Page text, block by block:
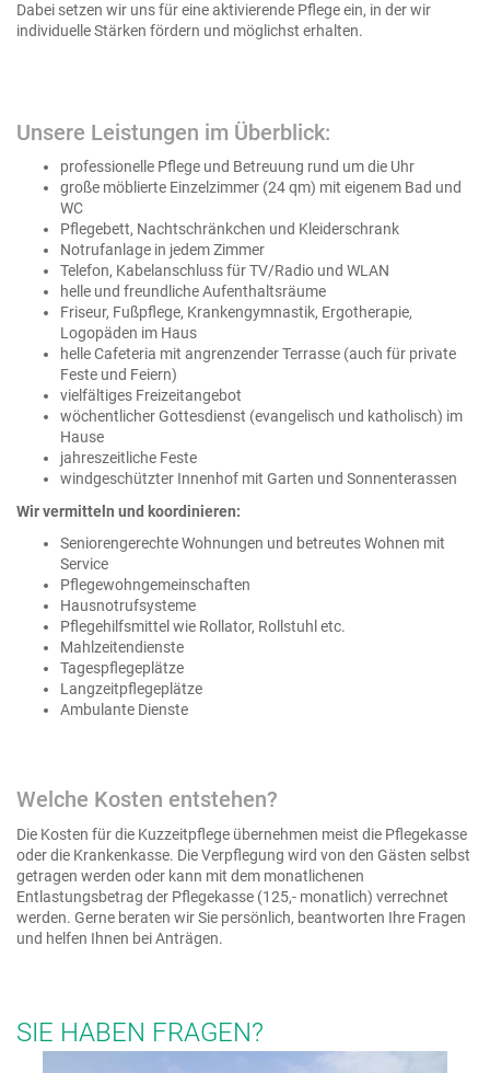
Dabei setzen wir uns für eine aktivierende Pflege ein, in der wir
individuelle Stärken fördern und möglichst erhalten.
Unsere Leistungen im Überblick:
professionelle Pflege und Betreuung rund um die Uhr
große möblierte Einzelzimmer (24 qm) mit eigenem Bad und
WC
Pflegebett, Nachtschränkchen und Kleiderschrank
Notrufanlage in jedem Zimmer
Telefon, Kabelanschluss für TV/Radio und WLAN
helle und freundliche Aufenthaltsräume
Friseur, Fußpflege, Krankengymnastik, Ergotherapie,
Logopäden im Haus
helle Cafeteria mit angrenzender Terrasse (auch für private
Feste und Feiern)
vielfältiges Freizeitangebot
wöchentlicher Gottesdienst (evangelisch und katholisch) im
Hause
jahreszeitliche Feste
windgeschützter Innenhof mit Garten und Sonnenterassen
Wir vermitteln und koordinieren:
Seniorengerechte Wohnungen und betreutes Wohnen mit
Service
Pflegewohngemeinschaften
Hausnotrufsysteme
Pflegehilfsmittel wie Rollator, Rollstuhl etc.
Mahlzeitendienste
Tagespflegeplätze
Langzeitpflegeplätze
Ambulante Dienste
Welche Kosten entstehen?
Die Kosten für die Kuzzeitpflege übernehmen meist die Pflegekasse
oder die Krankenkasse. Die Verpflegung wird von den Gästen selbst
getragen werden oder kann mit dem monatlichenen
Entlastungsbetrag der Pflegekasse (125,- monatlich) verrechnet
werden. Gerne beraten wir Sie persönlich, beantworten Ihre Fragen
und helfen Ihnen bei Anträgen.
SIE HABEN FRAGEN?